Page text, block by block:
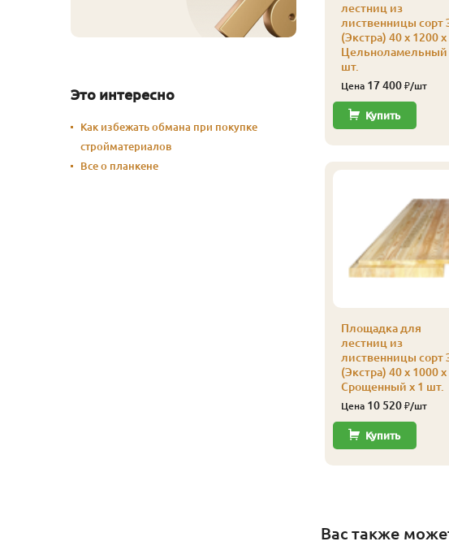
лестниц из
лиственницы сорт
(Экстра) 40 x 1200 x
Цельноламельный
шт.
Цена 17 400₽/шт
Купить
Площадка для
лестниц из
лиственницы сорт
(Экстра) 40 x 1000 x
Срощенный x 1 шт.
Цена 10 520₽/шт
Купить
Вас также
Это интересно
Как избежать обмана при покупке
стройматериалов
Все о планкене